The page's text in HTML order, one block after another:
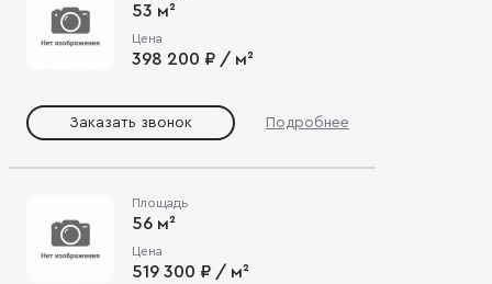
53 м²
Цена
398 200 ₽ / м²
Заказать звонок Подробнее
Площадь
56 м²
Цена
519 300 ₽ / м²